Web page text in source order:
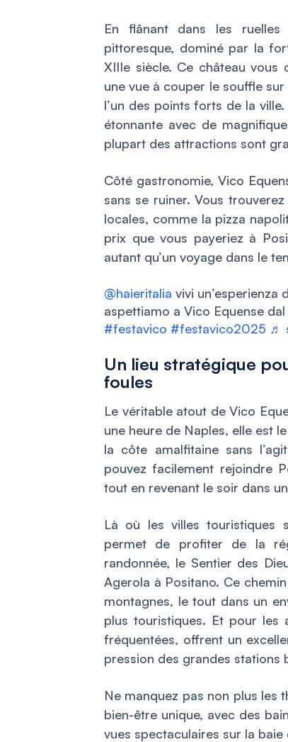
En flânant dans les ruelles
pittoresque, dominé par la
XIIIe siècle. Ce château vous
une vue à couper le souffle
l’un des points forts de la
étonnante avec de
plupart des attractions sont
Côté gastronomie, Vico
sans se ruiner. Vous
locales, comme la pizza
prix que vous payeriez à
autant qu’un voyage dans le
@haieritalia vivi un’esperienza
aspettiamo a Vico Equense dal
#festavico #festavico2025 ♬
Un lieu stratégique
foules
Le véritable atout de Vico
une heure de Naples, elle est
la côte amalfitaine sans
pouvez facilement rejoindre
tout en revenant le soir dans
Là où les villes touristiques
permet de profiter de la
randonnée, le Sentier des
Agerola à Positano. Ce
montagnes, le tout dans un
plus touristiques. Et pour les
fréquentées, offrent un
pression des grandes stations
Ne manquez pas non plus les
bien-être unique, avec des
vues spectaculaires sur la